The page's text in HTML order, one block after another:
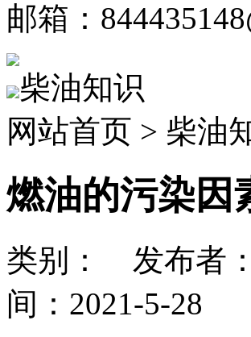
邮箱：
柴油知识
网站首页 > 柴油
燃油的污染因
类别： 发布者
间：2021-5-28